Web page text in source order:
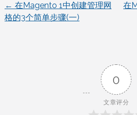
文
← 在Magento 1中创建管理网
格的3个简单步骤(一)
在
0
文章评分